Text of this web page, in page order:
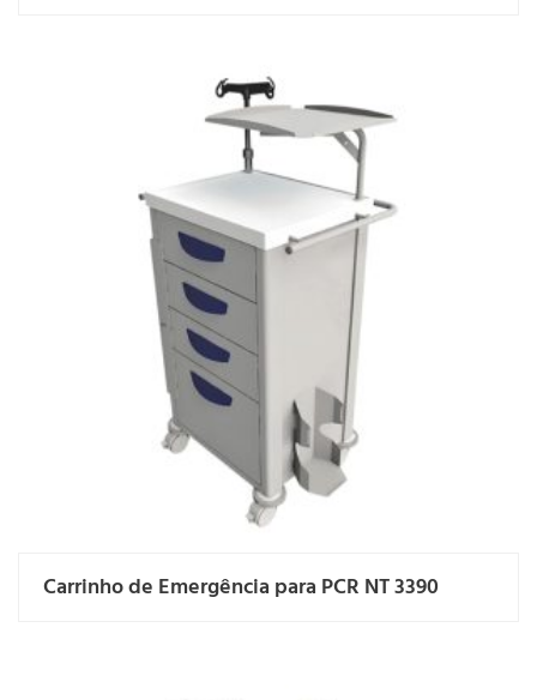
Carrinho de Emergência para PCR NT 3390